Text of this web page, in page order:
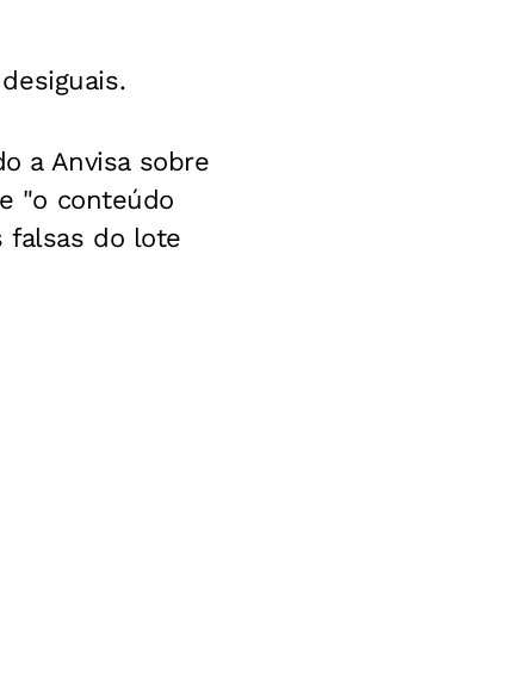
a Anvisa sobre
"o conteúdo
falsas do lote